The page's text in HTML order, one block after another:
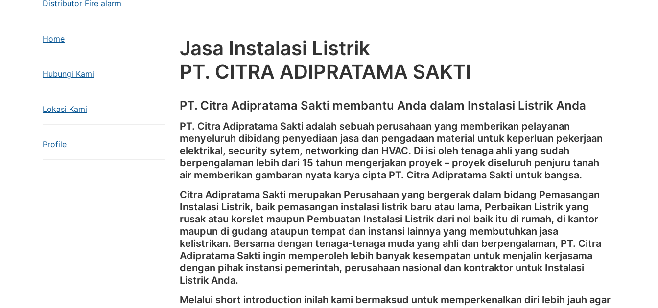
Distributor Fire alarm
Home
Hubungi Kami
Lokasi Kami
Profile
Jasa Instalasi Listrik
PT. CITRA ADIPRATAMA SAKTI
PT. Citra Adipratama Sakti membantu Anda dalam Instalasi Listrik Anda
PT. Citra Adipratama Sakti adalah sebuah perusahaan yang memberikan pelayanan
menyeluruh dibidang penyediaan jasa dan pengadaan material untuk keperluan pekerjaan
elektrikal, security sytem, networking dan HVAC. Di isi oleh tenaga ahli yang sudah
berpengalaman lebih dari 15 tahun mengerjakan proyek – proyek diseluruh penjuru tanah
air memberikan gambaran nyata karya cipta PT. Citra Adipratama Sakti untuk bangsa.
Citra Adipratama Sakti merupakan Perusahaan yang bergerak dalam bidang Pemasangan
Instalasi Listrik, baik pemasangan instalasi listrik baru atau lama, Perbaikan Listrik yang
rusak atau korslet maupun Pembuatan Instalasi Listrik dari nol baik itu di rumah, di kantor
maupun di gudang ataupun tempat dan instansi lainnya yang membutuhkan jasa
kelistrikan. Bersama dengan tenaga-tenaga muda yang ahli dan berpengalaman, PT. Citra
Adipratama Sakti ingin memperoleh lebih banyak kesempatan untuk menjalin kerjasama
dengan pihak instansi pemerintah, perusahaan nasional dan kontraktor untuk Instalasi
Listrik Anda.
Melalui short introduction inilah kami bermaksud untuk memperkenalkan diri lebih jauh agar